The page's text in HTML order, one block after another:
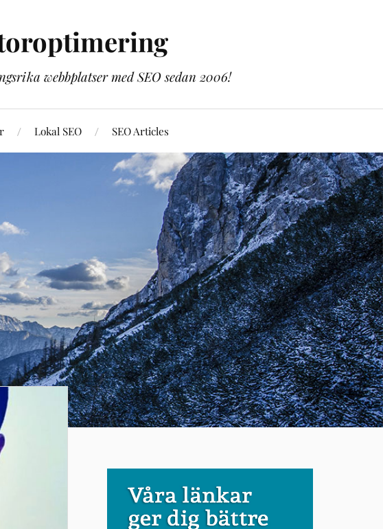
webbplatser med SEO sedan 2006!
Lokal SEO SEO Articles